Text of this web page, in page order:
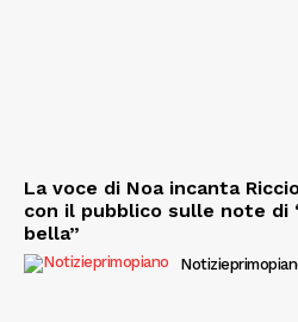
La voce di Noa incanta
con il pubblico sulle note di
bella”